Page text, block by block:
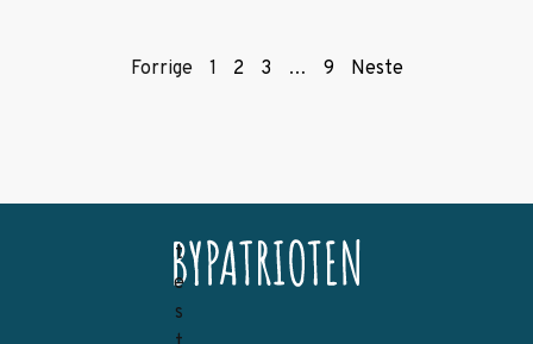
Forrige 1 2 3 … 9 Neste